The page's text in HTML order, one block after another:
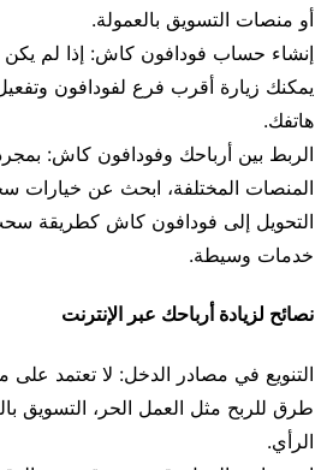
أو منصات التسويق بالعمولة.
إنشاء حساب فودافون كاش: إذا لم
يمكنك زيارة أقرب فرع لفودافون
هاتفك.
الربط بين أرباحك وفودافون كاش:
المنصات المختلفة، ابحث عن خيارات
التحويل إلى فودافون كاش كطريقة
خدمات وسيطة.
نصائح لزيادة أرباحك عبر الإنترنت
التنويع في مصادر الدخل: لا تعتمد
طرق للربح مثل العمل الحر، التسويق
الرأي.